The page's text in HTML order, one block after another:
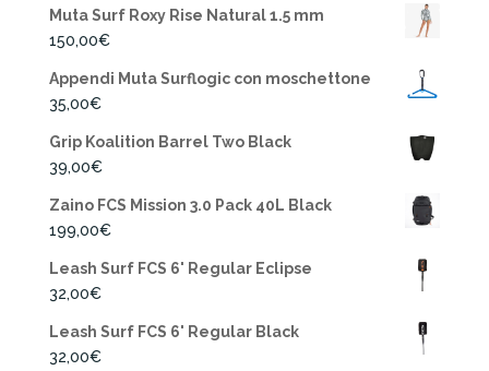
Muta Surf Roxy Rise Natural 1.5 mm
150,00€
Appendi Muta Surflogic con moschettone
35,00€
Grip Koalition Barrel Two Black
39,00€
Zaino FCS Mission 3.0 Pack 40L Black
199,00€
Leash Surf FCS 6' Regular Eclipse
32,00€
Leash Surf FCS 6' Regular Black
32,00€